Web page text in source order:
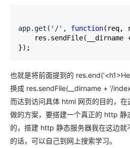
app.get('/', function(req,
    res.sendFile(__dirname
});
也就是将前面提到的
换成 res.sendFile(__dirname + ‘/
而达到访问具体 html 网页的目的，
做的方案，要搭建一个真正的 http 静
的，搭建 http 静态服务器我在这边就
的话，可以自己到网上搜索学习。